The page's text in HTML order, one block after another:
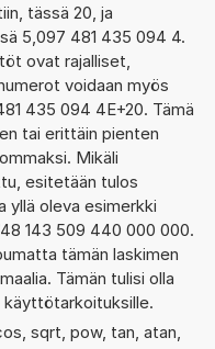
tässä 20, ja
5,097 481 435 094 4.
ovat rajalliset,
voidaan myös
435 094 4E+20. Tämä
tai erittäin pienten
Mikäli
esitetään tulos
yllä oleva esimerkki
143 509 440 000 000.
tämän laskimen
Tämän tulisi olla
käyttötarkoituksille.
sqrt, pow, tan, atan,